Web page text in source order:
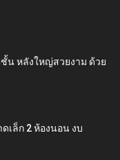
น หลังใหญ่สวยงาม ด้วย
เล็ก 2 ห้องนอน งบ